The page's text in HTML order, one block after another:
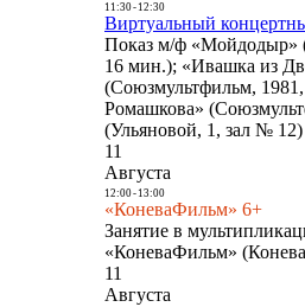
11:30- 12:30
Виртуальный
Показ м/ф «Мойдодыр»
16 мин.); «Ивашка из
(Союзмультфильм,
Ромашкова»
(Ульяновой, 1, зал № 12)
11
Августа
12:00- 13:00
«КоневаФильм» 6+
Занятие в
«КоневаФильм»
11
Августа